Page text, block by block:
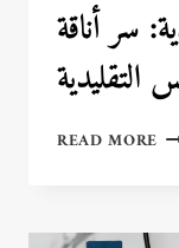
سر أناقة
التقليدية
READ MORE